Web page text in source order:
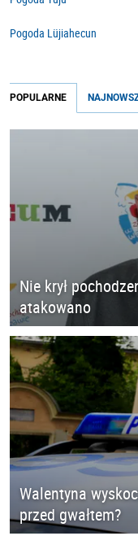
Pogoda Lüjiahecun
POPULARNE
Nie krył
atakowano
Walentyna
przed gwałtem?